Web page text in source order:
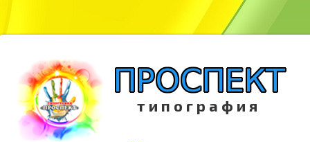
т и п о г р а ф и я